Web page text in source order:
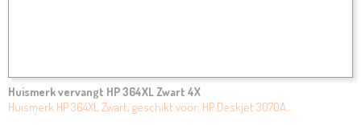
Huismerk vervangt HP 364XL Zwart 4X
Huismerk HP 364XL Zwart, geschikt voor: HP Deskjet 3070A…